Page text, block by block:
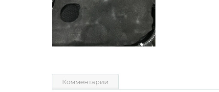
Комментарии